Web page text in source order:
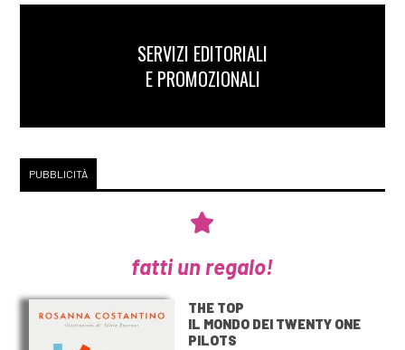
SERVIZI EDITORIALI
E PROMOZIONALI
PUBBLICITÀ
fatti un regalo!
THE TOP
IL MONDO DEI TWENTY ONE
PILOTS